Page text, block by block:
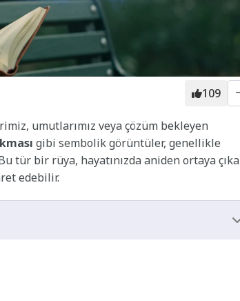
109
umutlarımız veya çözüm bekleyen
gibi sembolik görüntüler, genellikle
tür bir rüya, hayatınızda aniden ortaya
edebilir.